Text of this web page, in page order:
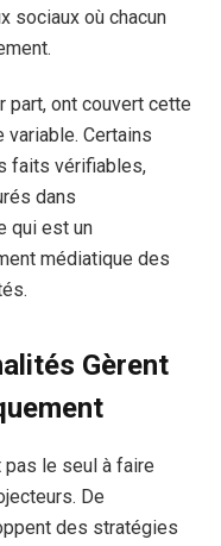
sociaux où chacun
part, ont couvert cette
variable. Certains
faits vérifiables,
dans
qui est un
médiatique des
Gèrent
pas le seul à faire
De
des stratégies